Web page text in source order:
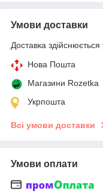
Умови доставки
Доставка здійснюється
Нова Пошта
Магазини Rozetka
Укрпошта
Всі умови доставки
Умови оплати